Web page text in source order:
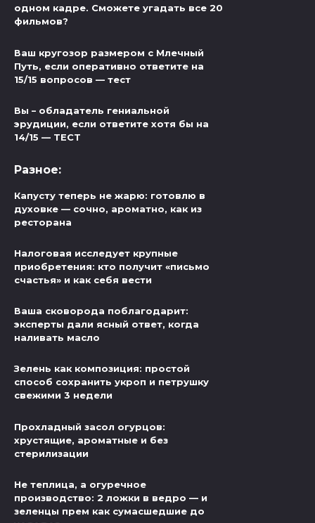
одном кадре. Сможете угадать все 20
фильмов?
Ваш кругозор размером с Млечный
Путь, если оперативно ответите на
15/15 вопросов — тест
Вы – обладатель гениальной
эрудиции, если ответите хотя бы на
14/15 — ТЕСТ
Разное:
Капусту теперь не жарю: готовлю в
духовке — сочно, ароматно, как из
ресторана
Налоговая исследует крупные
приобретения: кто получит «письмо
счастья» и как себя вести
Ваша сковорода поблагодарит:
эксперты дали ясный ответ, когда
наливать масло
Зелень как композиция: простой
способ сохранить укроп и петрушку
свежими 3 недели
Прохладный засол огурцов:
хрустящие, ароматные и без
стерилизации
Не теплица, а огуречное
производство: 2 ложки в ведро — и
зеленцы прем как сумасшедшие до